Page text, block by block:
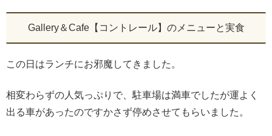
Gallery＆Cafe【コントレール】のメニューと実食
この日はランチにお邪魔してきました。
相変わらずの人気っぷりで、駐車場は満車でしたが運よく
出る車があったのですかさず停めさせてもらいました。